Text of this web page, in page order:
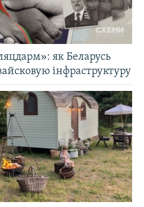
як Беларусь
інфраструктуру